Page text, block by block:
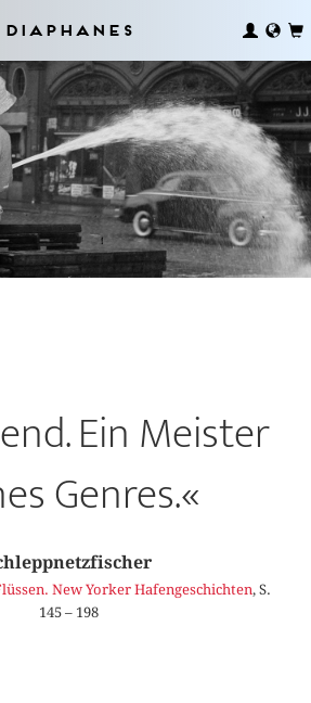
Diaphanes
Ein Meister
Genres.«
New Yorker Hafengeschichten, S.
145 – 198